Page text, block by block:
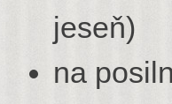
jeseň)
na